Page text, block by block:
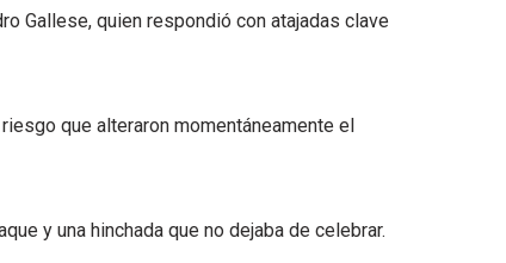
Gallese, quien respondió con atajadas clave
que alteraron momentáneamente el
y una hinchada que no dejaba de celebrar.